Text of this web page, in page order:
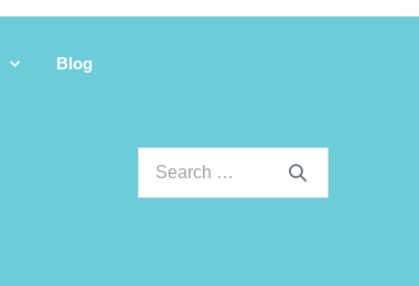
Blog